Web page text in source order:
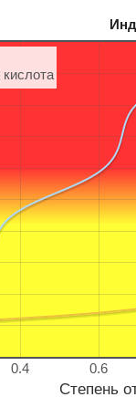
0.4 0.6
кислота
Степень